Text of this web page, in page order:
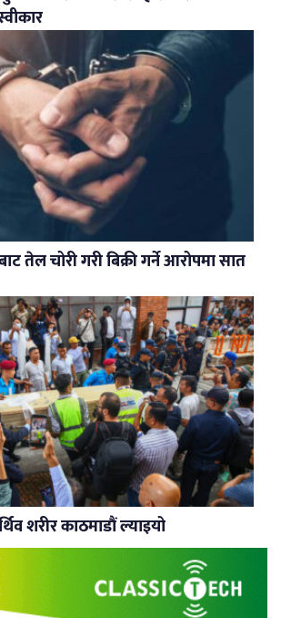
तेल चोरी गरी बिक्री गर्ने आरोपमा सात
शरीर काठमाडौं ल्याइयो